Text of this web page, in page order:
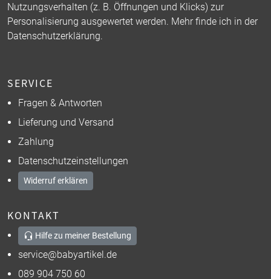
Nutzungsverhalten (z. B. Öffnungen und Klicks) zur
Personalisierung ausgewertet werden. Mehr finde ich in der
Datenschutzerklärung.
SERVICE
Fragen & Antworten
Lieferung und Versand
Zahlung
Datenschutzeinstellungen
Widerruf erklären
KONTAKT
Hilfe zu meiner Bestellung
service@babyartikel.de
089 904 750 60